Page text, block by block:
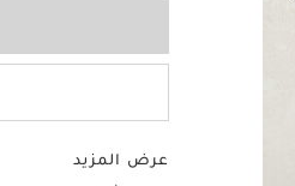
عرض المزيد